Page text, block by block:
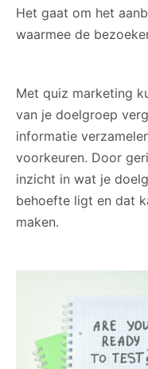
Het gaat om het
waarmee de
Met quiz marketing
van je doelgroep
informatie
voorkeuren. Door
inzicht in wat je
behoefte ligt en dat
maken.